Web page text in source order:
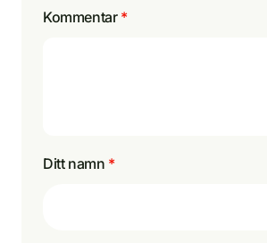
Kommentar *
Ditt namn *